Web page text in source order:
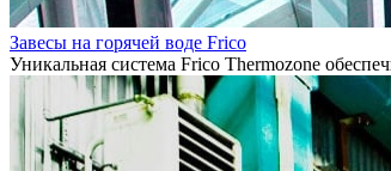
Завесы на горячей воде Frico
Уникальная система Frico Thermozone